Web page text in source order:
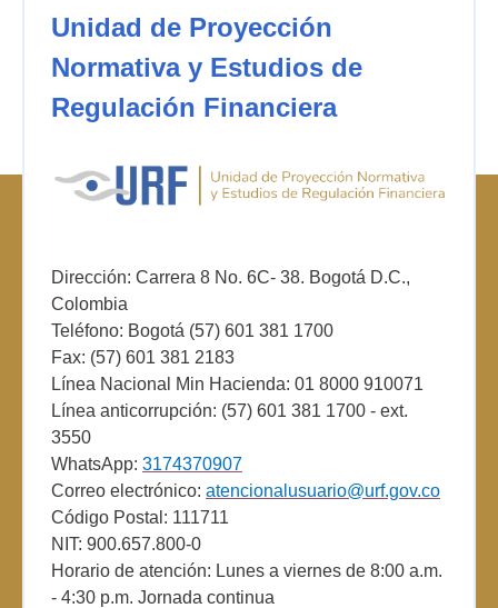
Unidad de Proyección
Normativa y Estudios de
Regulación Financiera
Dirección: Carrera 8 No. 6C- 38. Bogotá D.C.,
Colombia
Teléfono: Bogotá (57) 601 381 1700
Fax: (57) 601 381 2183
Línea Nacional Min Hacienda: 01 8000 910071
Línea anticorrupción: (57) 601 381 1700 - ext.
3550
WhatsApp: 3174370907
Correo electrónico: atencionalusuario@urf.gov.co
Código Postal: 111711
NIT: 900.657.800-0
Horario de atención: Lunes a viernes de 8:00 a.m.
- 4:30 p.m. Jornada continua